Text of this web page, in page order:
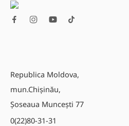
Republica Moldova,
mun.Chișinău,
Șoseaua Muncești 77
0(22)80-31-31